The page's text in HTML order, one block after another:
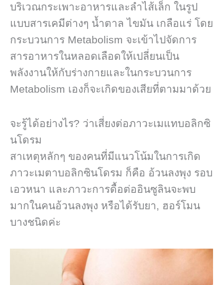
บริเวณกระเพาะอาหารและลำไส้เล็ก ในรูป
แบบสารเคมีต่างๆ น้ำตาล ไขมัน เกลือแร่ โดย
กระบวนการ Metabolism จะเข้าไปจัดการ
สารอาหารในหลอดเลือดให้เปลี่ยนเป็น
พลังงานให้กับร่างกายและในกระบวนการ
Metabolism​ เองก็จะเกิดของเสียที่ตามมาด้วย
จะรู้ได้อย่างไร? ว่าเสี่ยงต่อภาวะเมแทบอลิกซิ
นโดรม
สาเหตุหลักๆ ของคนที่มีแนวโน้มในการเกิด
ภาวะเมตาบอลิกซินโดรม ก็คือ อ้วนลงพุง รอบ
เอวหนา และภาวะการดื้อต่ออินซูลินจะพบ
มากในคนอ้วนลงพุง หรือได้รับยา, ฮอร์โมน
บางชนิดค่ะ